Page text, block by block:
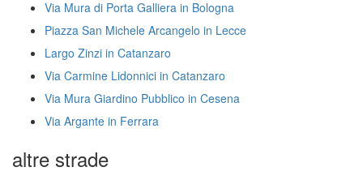
Via Mura di Porta Galliera in Bologna
Piazza San Michele Arcangelo in Lecce
Largo Zinzi in Catanzaro
Via Carmine Lidonnici in Catanzaro
Via Mura Giardino Pubblico in Cesena
Via Argante in Ferrara
altre strade